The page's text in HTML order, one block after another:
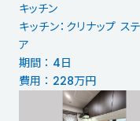
キッチン
キッチン：クリナップ ス
ア
期間 ： 4日
費用 ： 228万円